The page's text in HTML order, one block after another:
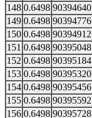
148 0.6498 90394640
149 0.6498 90394776
150 0.6498 90394912
151 0.6498 90395048
152 0.6498 90395184
153 0.6498 90395320
154 0.6498 90395456
155 0.6498 90395592
156 0.6498 90395728